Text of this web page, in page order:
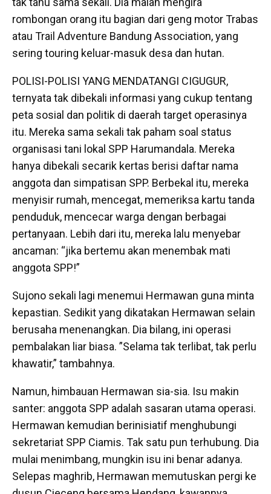
rombongan orang itu bagian dari geng motor Trabas
atau Trail Adventure Bandung Association, yang
sering touring keluar-masuk desa dan hutan.
POLISI-POLISI YANG MENDATANGI CIGUGUR,
ternyata tak dibekali informasi yang cukup tentang
peta sosial dan politik di daerah target operasinya
itu. Mereka sama sekali tak paham soal status
organisasi tani lokal SPP Harumandala. Mereka
hanya dibekali secarik kertas berisi daftar nama
anggota dan simpatisan SPP. Berbekal itu, mereka
menyisir rumah, mencegat, memeriksa kartu tanda
penduduk, mencecar warga dengan berbagai
pertanyaan. Lebih dari itu, mereka lalu menyebar
ancaman: “jika bertemu akan menembak mati
anggota SPP!”
Sujono sekali lagi menemui Hermawan guna minta
kepastian. Sedikit yang dikatakan Hermawan selain
berusaha menenangkan. Dia bilang, ini operasi
pembalakan liar biasa. ”Selama tak terlibat, tak perlu
khawatir,” tambahnya.
Namun, himbauan Hermawan sia-sia. Isu makin
santer: anggota SPP adalah sasaran utama operasi.
Hermawan kemudian berinisiatif menghubungi
sekretariat SPP Ciamis. Tak satu pun terhubung. Dia
mulai menimbang, mungkin isu ini benar adanya.
Selepas maghrib, Hermawan memutuskan pergi ke